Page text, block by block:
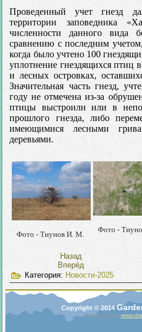
Проведенный учет гнезд
территории заповедника
численности данного
сравнению с последним
когда было учтено 100
уплотнение гнездящихся птиц
и лесных островках,
Значительная часть гнезд,
году не отмечена из-за
птицы выстроили или в
прошлого гнезда, либо
имеющимися лесными
деревьями.
Фото - Тиунов И. М.
Фото -
Назад
Вперёд
Категория: Новости-2025
Copyright © 2014
Designed by